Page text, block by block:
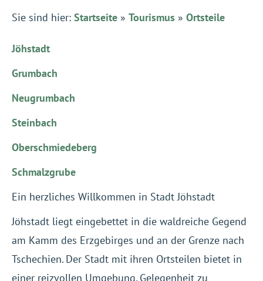
Sie sind hier: Startseite » Tourismus » Ortsteile
Jöhstadt
Grumbach
Neugrumbach
Steinbach
Oberschmiedeberg
Schmalzgrube
Ein herzliches Willkommen in Stadt Jöhstadt
Jöhstadt liegt eingebettet in die waldreiche Gegend
am Kamm des Erzgebirges und an der Grenze nach
Tschechien. Der Stadt mit ihren Ortsteilen bietet in
einer reizvollen Umgebung, Gelegenheit zu